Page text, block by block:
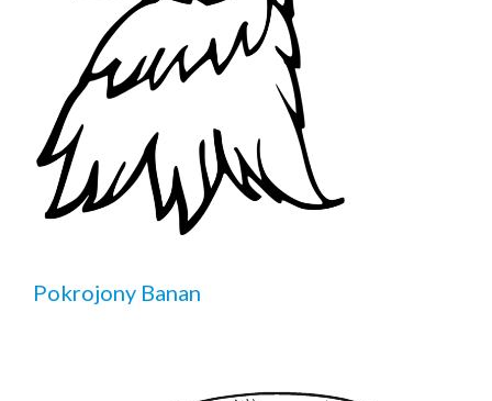
Pokrojony Banan